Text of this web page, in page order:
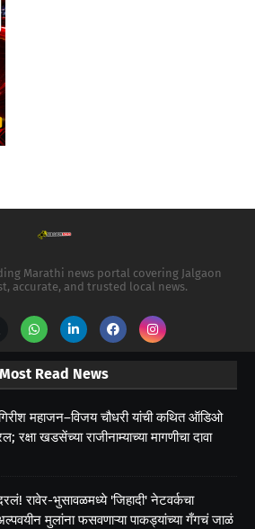
Marathi news portal covering Jalgaon
accurate, and trusted local news.
Most Read News
महाजन–विजय चौधरी यांची कथित ऑडिओ
रक्षा खडसेंच्या राजीनाम्याच्या मागणीचा दावा
रावेर-भुसावळमध्ये 'जिहादी' नेटवर्कचा
मुलांना फसवणाऱ्या पाकड्यांच्या गँगचं जाळं